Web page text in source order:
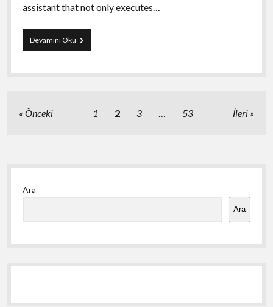
assistant that not only executes…
Devamını OkuTradinggpt
And
Risk
Yazı
Önceki 1 2 3 53 İleri
Yan
Menü
Ara
Ara